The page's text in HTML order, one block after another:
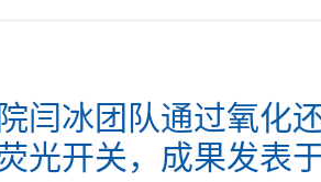
闫冰团队通过氧化
光开关，成果发表